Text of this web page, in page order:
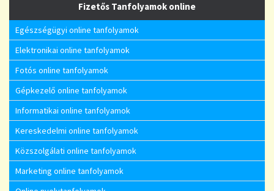
Fizetős Tanfolyamok online
Egészségügyi online tanfolyamok
Elektronikai online tanfolyamok
Fotós online tanfolyamok
Gépkezelő online tanfolyamok
Informatikai online tanfolyamok
Kereskedelmi online tanfolyamok
Közszolgálati online tanfolyamok
Marketing online tanfolyamok